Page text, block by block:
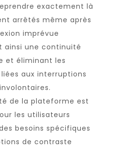
exactement là
arrêtés même après
imprévue
ainsi une continuité
et éliminant les
aux interruptions
de la plateforme est
les utilisateurs
besoins spécifiques
de contraste